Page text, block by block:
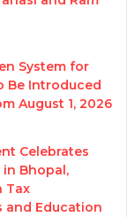
System for
Be Introduced
August 1, 2026
Celebrates
in Bhopal,
Tax
and Education